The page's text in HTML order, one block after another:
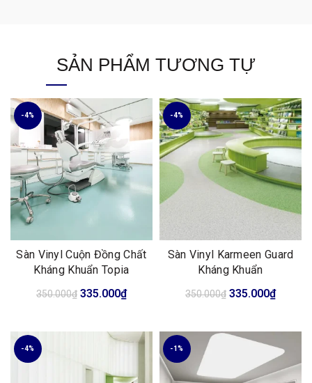
SẢN PHẨM TƯƠNG TỰ
-4%
Sàn Vinyl Cuộn Đồng Chất
Kháng Khuẩn Topia
350.000₫ Giá
350.000₫.
335.000₫Giá
là:
335.000₫.
-4%
Sàn Vinyl Karmeen Guard
Kháng Khuẩn
350.000₫ Giá
350.000₫.
335.000₫Giá
là:
-4% -1%